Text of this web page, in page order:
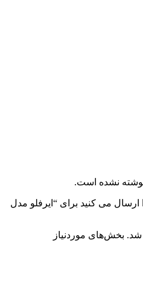
نشده است.
ارسال می کنید برای “ایرفلو مدل
شد. بخش‌های موردنیاز